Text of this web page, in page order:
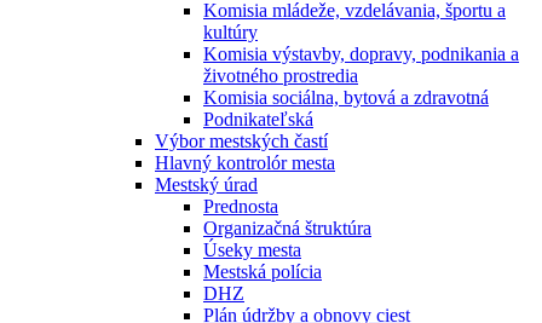
Komisia mládeže, vzdelávania, športu a
kultúry
Komisia výstavby, dopravy, podnikania a
životného prostredia
Komisia sociálna, bytová a zdravotná
Podnikateľská
Výbor mestských častí
Hlavný kontrolór mesta
Mestský úrad
Prednosta
Organizačná štruktúra
Úseky mesta
Mestská polícia
DHZ
Plán údržby a obnovy ciest